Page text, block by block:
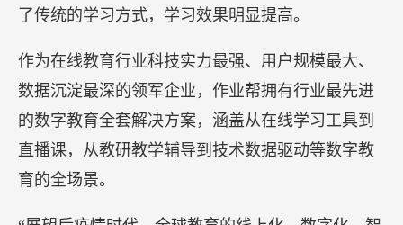
型解决方案，在论坛多元的政、商、学社群里激发